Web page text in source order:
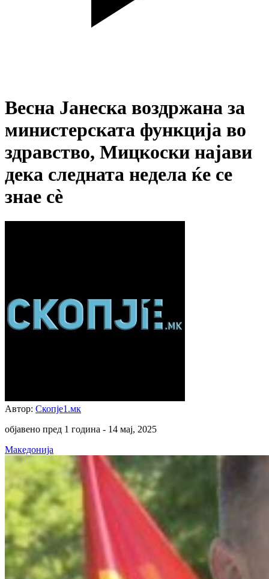
Весна Јанеска воздржана за
министерската функција во
здравство, Мицкоски најави
дека следната недела ќе се
знае сѐ
Автор: Скопје1.мк
објавено пред 1 година - 14 мај, 2025
Македонија